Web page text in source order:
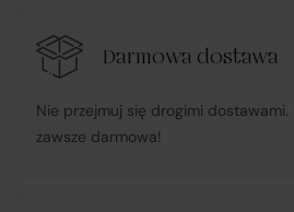
Darmowa dostawa
Nie przejmuj się drogimi dostawami.
zawsze darmowa!
odpowiedzialnością
działa w imieniu i na rzecz
udzielonego pełnomocnictwa),